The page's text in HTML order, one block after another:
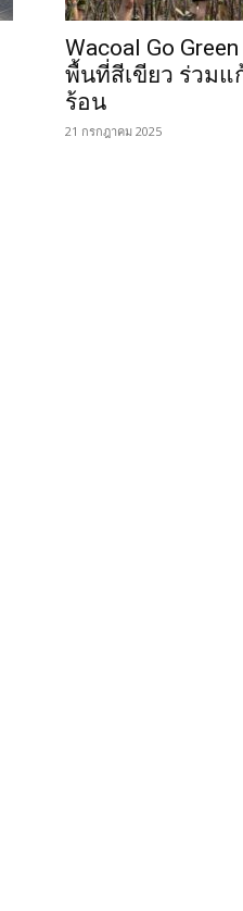
Wacoal Go
พื้นที่สีเขียว ร่วม
ร้อน
21 กรกฎาคม 2025